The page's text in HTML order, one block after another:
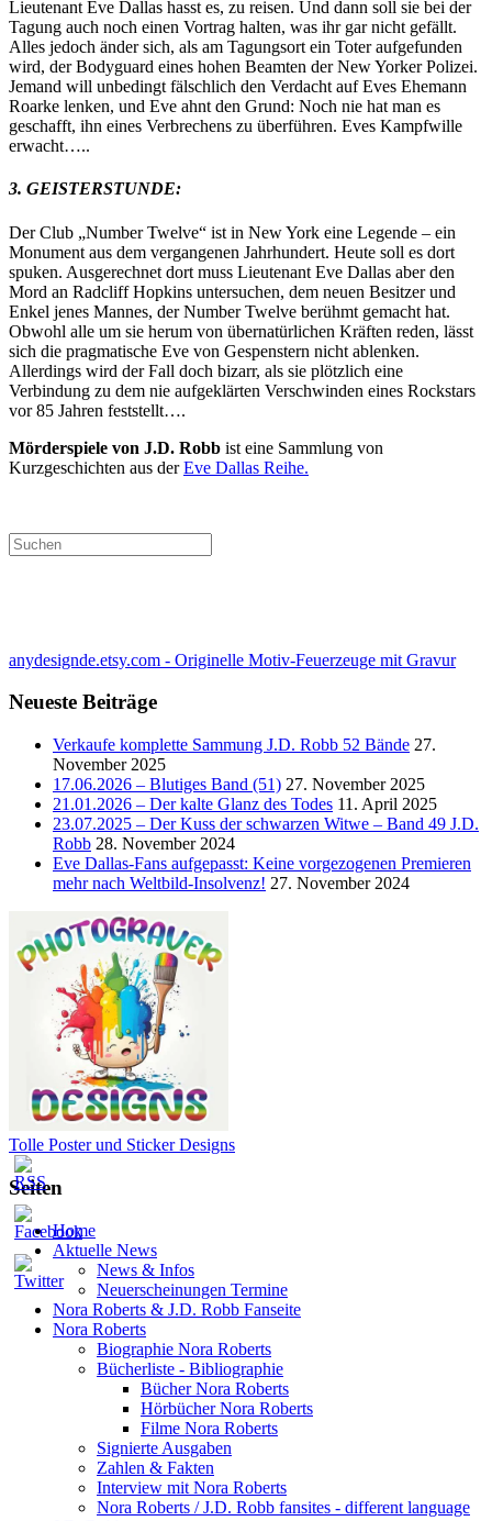
Lieutenant Eve Dallas hasst es, zu reisen. Und dann soll sie bei der
Tagung auch noch einen Vortrag halten, was ihr gar nicht gefällt.
Alles jedoch änder sich, als am Tagungsort ein Toter aufgefunden
wird, der Bodyguard eines hohen Beamten der New Yorker Polizei.
Jemand will unbedingt fälschlich den Verdacht auf Eves Ehemann
Roarke lenken, und Eve ahnt den Grund: Noch nie hat man es
geschafft, ihn eines Verbrechens zu überführen. Eves Kampfwille
erwacht…..
3. GEISTERSTUNDE:
Der Club „Number Twelve“ ist in New York eine Legende – ein
Monument aus dem vergangenen Jahrhundert. Heute soll es dort
spuken. Ausgerechnet dort muss Lieutenant Eve Dallas aber den
Mord an Radcliff Hopkins untersuchen, dem neuen Besitzer und
Enkel jenes Mannes, der Number Twelve berühmt gemacht hat.
Obwohl alle um sie herum von übernatürlichen Kräften reden, lässt
sich die pragmatische Eve von Gespenstern nicht ablenken.
Allerdings wird der Fall doch bizarr, als sie plötzlich eine
Verbindung zu dem nie aufgeklärten Verschwinden eines Rockstars
vor 85 Jahren feststellt….
Mörderspiele von J.D. Robb ist eine Sammlung von
Kurzgeschichten aus derEve Dallas Reihe.
anydesignde.etsy.com - Originelle Motiv-Feuerzeuge mit Gravur
Neueste Beiträge
Verkaufe komplette Sammung J.D. Robb 52 Bände 27.
November 2025
17.06.2026 – Blutiges Band (51) 27. November 2025
21.01.2026 – Der kalte Glanz des Todes 11. April 2025
23.07.2025 – Der Kuss der schwarzen Witwe – Band 49 J.D.
Robb 28. November 2024
Eve Dallas-Fans aufgepasst: Keine vorgezogenen Premieren
mehr nach Weltbild-Insolvenz! 27. November 2024
Tolle Poster und Sticker Designs
Seiten
Home
Aktuelle News
News & Infos
Neuerscheinungen Termine
Nora Roberts & J.D. Robb Fanseite
Nora Roberts
Biographie Nora Roberts
Bücherliste - Bibliographie
Bücher Nora Roberts
Hörbücher Nora Roberts
Filme Nora Roberts
Signierte Ausgaben
Zahlen & Fakten
Interview mit Nora Roberts
Nora Roberts / J.D. Robb fansites - different language